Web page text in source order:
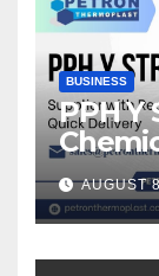
BUSINESS
PPH
AUGUST